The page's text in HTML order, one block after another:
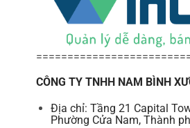
CÔNG TY TNHH NAM BÌNH
Địa chỉ: Tầng 21 Capital
Phường Cửa Nam, Thành